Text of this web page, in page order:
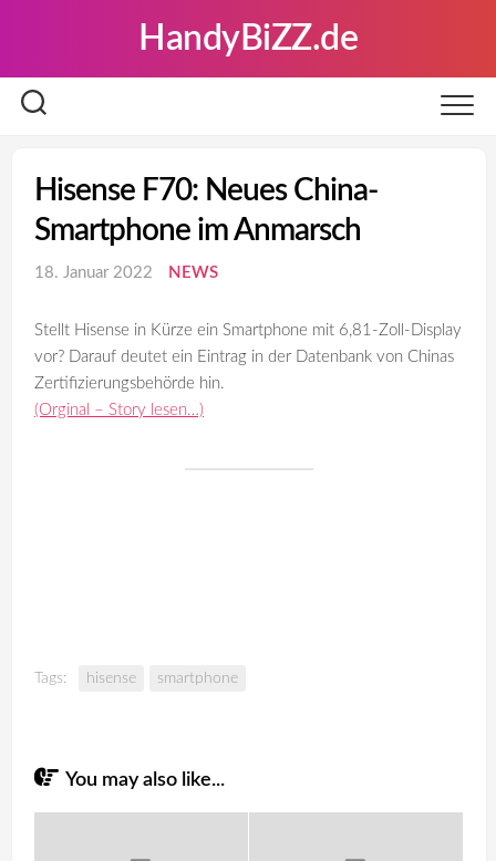
HandyBiZZ.de
Hisense F70: Neues China-
Smartphone im Anmarsch
18. Januar 2022 NEWS
Stellt Hisense in Kürze ein Smartphone mit 6,81-Zoll-Display
vor? Darauf deutet ein Eintrag in der Datenbank von Chinas
Zertifizierungsbehörde hin.
(Orginal – Story lesen…)
Tags: hisense smartphone
You may also like...